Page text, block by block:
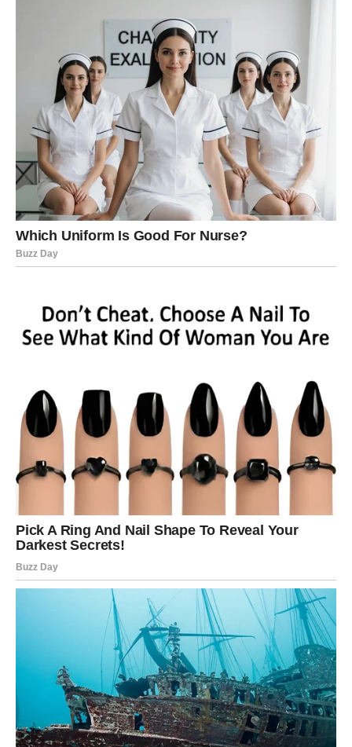
Ovo je početak lakšeg ciklusa.
ZNAKOVI MAGIJE KOJE JARAC
MOŽE DOŽIVETI
rešavanje problema koji vas je dugo mučio
osećaj unutrašnje sigurnosti i mira
važan razgovor koji donosi olakšanje
priznanje ili nagrada za trud
osećaj da ste konačno na čvrstom tlu
Sve su to znaci daulazite u povoljan životni period.
MALI RITUAL ZA JARCA (za
prve dane februara)
Zapalite smeđu, belu ili zlatnu sveću. U tišini izgovorite:
„Prihvatam nagrade koje mi život donosi. Spreman/na
Zamislite kako se sav teret skida sa vaših ramena.